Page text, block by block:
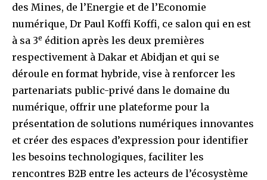
des Mines, de l’Energie et de l’Economie
numérique, Dr Paul Koffi Koffi, ce salon qui en est
à sa 3e édition après les deux premières
respectivement à Dakar et Abidjan et qui se
déroule en format hybride, vise à renforcer les
partenariats public-privé dans le domaine du
numérique, offrir une plateforme pour la
présentation de solutions numériques innovantes
et créer des espaces d’expression pour identifier
les besoins technologiques, faciliter les
rencontres B2B entre les acteurs de l’écosystème